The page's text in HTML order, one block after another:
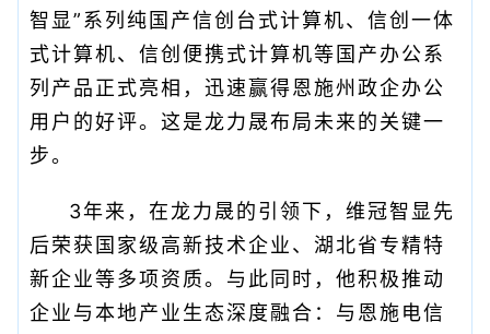
智显”系列纯国产信创台式计算机、信创一体
式计算机、信创便携式计算机等国产办公系
列产品正式亮相，迅速赢得恩施州政企办公
用户的好评。这是龙力晟布局未来的关键一
步。
3年来，在龙力晟的引领下，维冠智显先
后荣获国家级高新技术企业、湖北省专精特
新企业等多项资质。与此同时，他积极推动
企业与本地产业生态深度融合：与恩施电信